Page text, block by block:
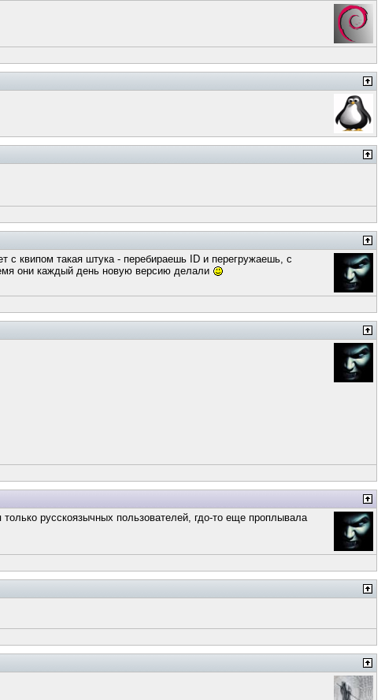
с квипом такая штука - перебираешь ID и перегружаешь, с
они каждый день новую версию делали
русскоязычных пользователей, гдо-то еще проплывала